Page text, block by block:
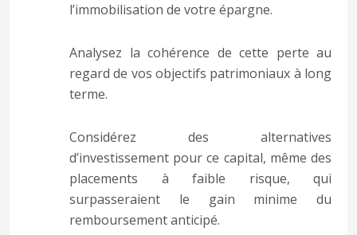
l’immobilisation de votre épargne.
Analysez la cohérence de cette perte au
regard de vos objectifs patrimoniaux à long
terme.
Considérez des alternatives
d’investissement pour ce capital, même des
placements à faible risque, qui
surpasseraient le gain minime du
remboursement anticipé.